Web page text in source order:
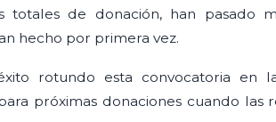
totales de donación, han pasado
hecho por primera vez.
rotundo esta convocatoria en
próximas donaciones cuando las